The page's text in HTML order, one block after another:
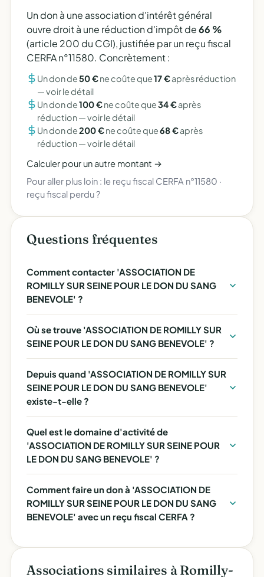
Un don à une association d'intérêt général
ouvre droit à une réduction d'impôt de66 %
(article 200 du CGI), justifiée par un reçu fiscal
CERFA n°11580. Concrètement :
Un don de50 €ne coûte que17 €après réduction
—voir le détail
Un don de100 €ne coûte que34 €après
réduction —voir le détail
Un don de200 €ne coûte que68 €après
réduction —voir le détail
Calculer pour un autre montant →
Pour aller plus loin : le reçu fiscal CERFA n°11580 ·
reçu fiscal perdu ?
Questions fréquentes
Comment contacter 'ASSOCIATION DE
ROMILLY SUR SEINE POUR LE DON DU SANG
BENEVOLE' ?
Où se trouve 'ASSOCIATION DE ROMILLY SUR
SEINE POUR LE DON DU SANG BENEVOLE' ?
Depuis quand 'ASSOCIATION DE ROMILLY SUR
SEINE POUR LE DON DU SANG BENEVOLE'
existe-t-elle ?
Quel est le domaine d'activité de
'ASSOCIATION DE ROMILLY SUR SEINE POUR
LE DON DU SANG BENEVOLE' ?
Comment faire un don à 'ASSOCIATION DE
ROMILLY SUR SEINE POUR LE DON DU SANG
BENEVOLE' avec un reçu fiscal CERFA ?
Associations similaires à Romilly-